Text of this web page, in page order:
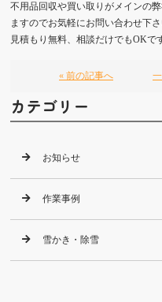
不用品回収や買い取りがメインの
ますのでお気軽にお問い合わせ下さ
見積もり無料、相談だけでもOKで
« 前の記事へ
カテゴリー
お知らせ
作業事例
雪かき・除雪